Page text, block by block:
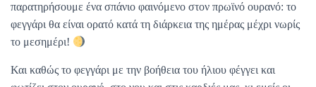
παρατηρήσουμε ένα σπάνιο φαινόμενο στον πρωϊνό ουρανό: το
φεγγάρι θα είναι ορατό κατά τη διάρκεια της ημέρας μέχρι νωρίς
το μεσημέρι!
Και καθώς το φεγγάρι με την βοήθεια του ήλιου φέγγει και